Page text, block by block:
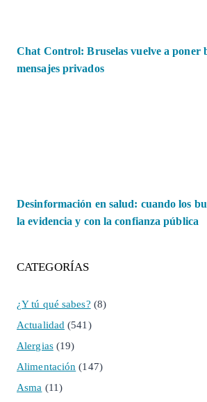
Chat Control: Bruselas vuelve a poner
mensajes privados
Desinformación en salud: cuando los
la evidencia y con la confianza pública
CATEGORÍAS
¿Y tú qué sabes? (8)
Actualidad (541)
Alergias(19)
Alimentación (147)
Asma (11)